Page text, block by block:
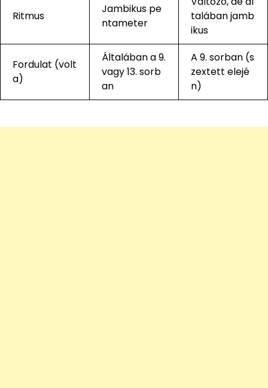
Ritmus
Jambikus pe
ntameter
talában jamb
ikus
Fordulat (volt
a)
Általában a 9.
vagy 13. sorb
an
A 9. sorban (s
zextett elejé
n)